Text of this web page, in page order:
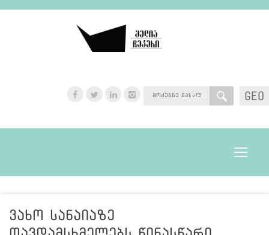
GEO
GEO
Toggle
ვახო სანაიაზე
თავდამსხმელებს წინასწარი